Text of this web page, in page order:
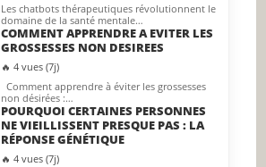
Les chatbots thérapeutiques révolutionnent le
domaine de la santé mentale…
COMMENT APPRENDRE A EVITER LES
GROSSESSES NON DESIREES
🔥 4 vues (7j)
Comment apprendre à éviter les grossesses
non désirées :…
POURQUOI CERTAINES PERSONNES
NE VIEILLISSENT PRESQUE PAS : LA
RÉPONSE GÉNÉTIQUE
🔥 4 vues (7j)